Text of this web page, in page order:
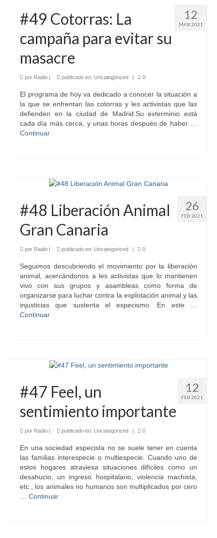
12
MAR 2021
#49 Cotorras: La
campaña para evitar su
masacre
por Radio | publicado en: Uncategorized | 0
El programa de hoy va dedicado a conocer la situación a
la que se enfrentan las cotorras y les activistas que las
defienden en la ciudad de Madrid.Su exterminio está
cada día más cerca, y unas horas después de haber …
Continuar
26
FEB 2021
#48 Liberación Animal
Gran Canaria
por Radio | publicado en: Uncategorized | 0
Seguimos descubriendo el movimiento por la liberación
animal, acercándonos a les activistas que lo mantienen
vivo con sus grupos y asambleas como forma de
organizarse para luchar contra la explotación animal y las
injusticias que sustenta el especismo. En este …
Continuar
12
FEB 2021
#47 Feel, un
sentimiento importante
por Radio | publicado en: Uncategorized | 0
En una sociedad especista no se suele tener en cuenta
las familias interespecie o multiespecie. Cuando uno de
estos hogares atraviesa situaciones difíciles como un
desahucio, un ingreso hospitalario, violencia machista,
etc., los animales no humanos son multiplicados por cero
Continuar